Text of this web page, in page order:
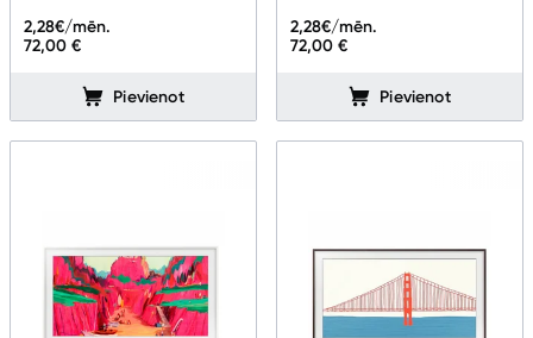
72,00 €
2,28€/mēn.
Pievienot
72,00 €
2,28€/mēn.
Pievienot